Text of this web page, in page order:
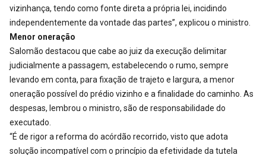
vizinhança, tendo como fonte direta a própria lei, incidindo
independentemente da vontade das partes”, explicou o ministro.
Menor oneração
Salomão destacou que cabe ao juiz da execução delimitar
judicialmente a passagem, estabelecendo o rumo, sempre
levando em conta, para fixação de trajeto e largura, a menor
oneração possível do prédio vizinho e a finalidade do caminho. As
despesas, lembrou o ministro, são de responsabilidade do
executado.
“É de rigor a reforma do acórdão recorrido, visto que adota
solução incompatível com o princípio da efetividade da tutela